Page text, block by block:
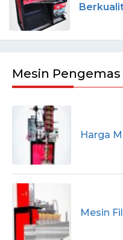
Mesin Pengemas
Harga
Mesin